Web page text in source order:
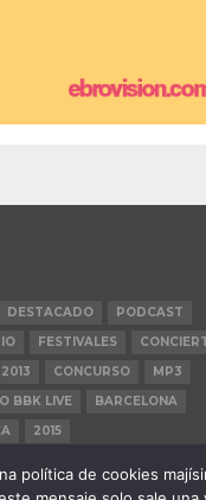
DESTACADO
PODCAST
FESTIVALES
2013 CONCURSO
MP3
BBK LIVE
BARCELONA
2015
política de cookies